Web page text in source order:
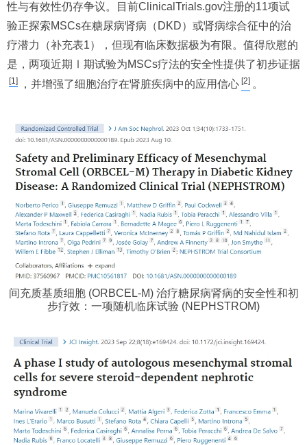
性与有效性仍存争议。目前ClinicalTrials.gov注册的11项试
验正探索MSCs在糖尿病肾病（DKD）或肾病综合征中的治
疗潜力（补充表1），但现有临床数据极为有限。值得欣慰的
是，两项近期Ⅰ期试验为MSCs疗法的安全性提供了初步证据
[1] ，并增强了细胞治疗在肾脏疾病中的应用信心 [2] 。
间充质基质细胞 (ORBCEL-M) 治疗糖尿病肾病的安全性和初
步疗效：一项随机临床试验 (NEPHSTROM)